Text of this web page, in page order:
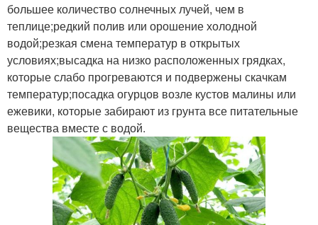
большее количество солнечных лучей, чем в
теплице;редкий полив или орошение холодной
водой;резкая смена температур в открытых
условиях;высадка на низко расположенных грядках,
которые слабо прогреваются и подвержены скачкам
температур;посадка огурцов возле кустов малины или
ежевики, которые забирают из грунта все питательные
вещества вместе с водой.